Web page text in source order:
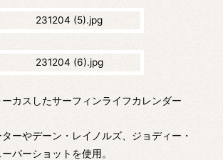
カスしたサーフィンライフカレンダー
ーやデーン・レイノルズ、ジョディー・
パーショットを使用。